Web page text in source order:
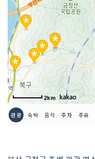
2km
관광 숙박 음식 주차 주유